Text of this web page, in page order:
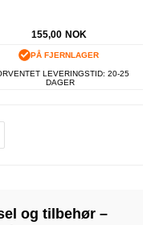
155,00 NOK
PÅ FJERNLAGER
LEVERINGSTID: 20-25
DAGER
og tilbehør –